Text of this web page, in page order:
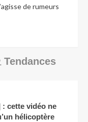
de rumeurs
Tendances
cette vidéo ne
hélicoptère